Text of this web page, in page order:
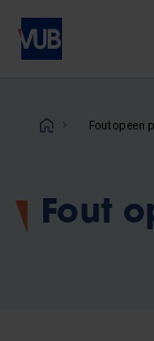
Overslaan
naar
inhoud
Fout op een
Fout